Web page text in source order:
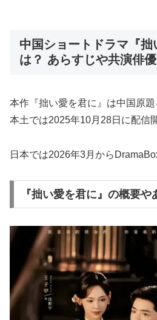
中国ショートドラマ『拙
は？ あらすじや共演俳優
本作『拙い愛を君に』は中国原
本土では2025年10月28日に配信
日本では2026年3月から
『拙い愛を君に』の概要や